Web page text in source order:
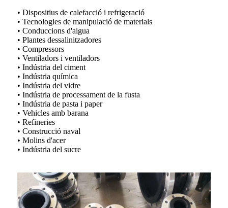
• Dispositius de calefacció i refrigeració
• Tecnologies de manipulació de materials
• Conduccions d'aigua
• Plantes dessalinitzadores
• Compressors
• Ventiladors i ventiladors
• Indústria del ciment
• Indústria química
• Indústria del vidre
• Indústria de processament de la fusta
• Indústria de pasta i paper
• Vehicles amb barana
• Refineries
• Construcció naval
• Molins d'acer
• Indústria del sucre